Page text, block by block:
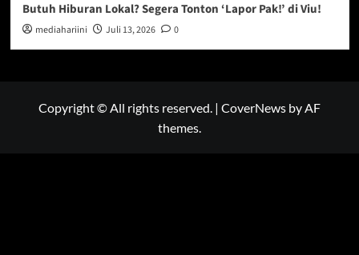
Butuh Hiburan Lokal? Segera Tonton ‘Lapor Pak!’ di Viu!
mediahariini Juli 13, 2026 0
Copyright © All rights reserved. | CoverNews by AF
themes.